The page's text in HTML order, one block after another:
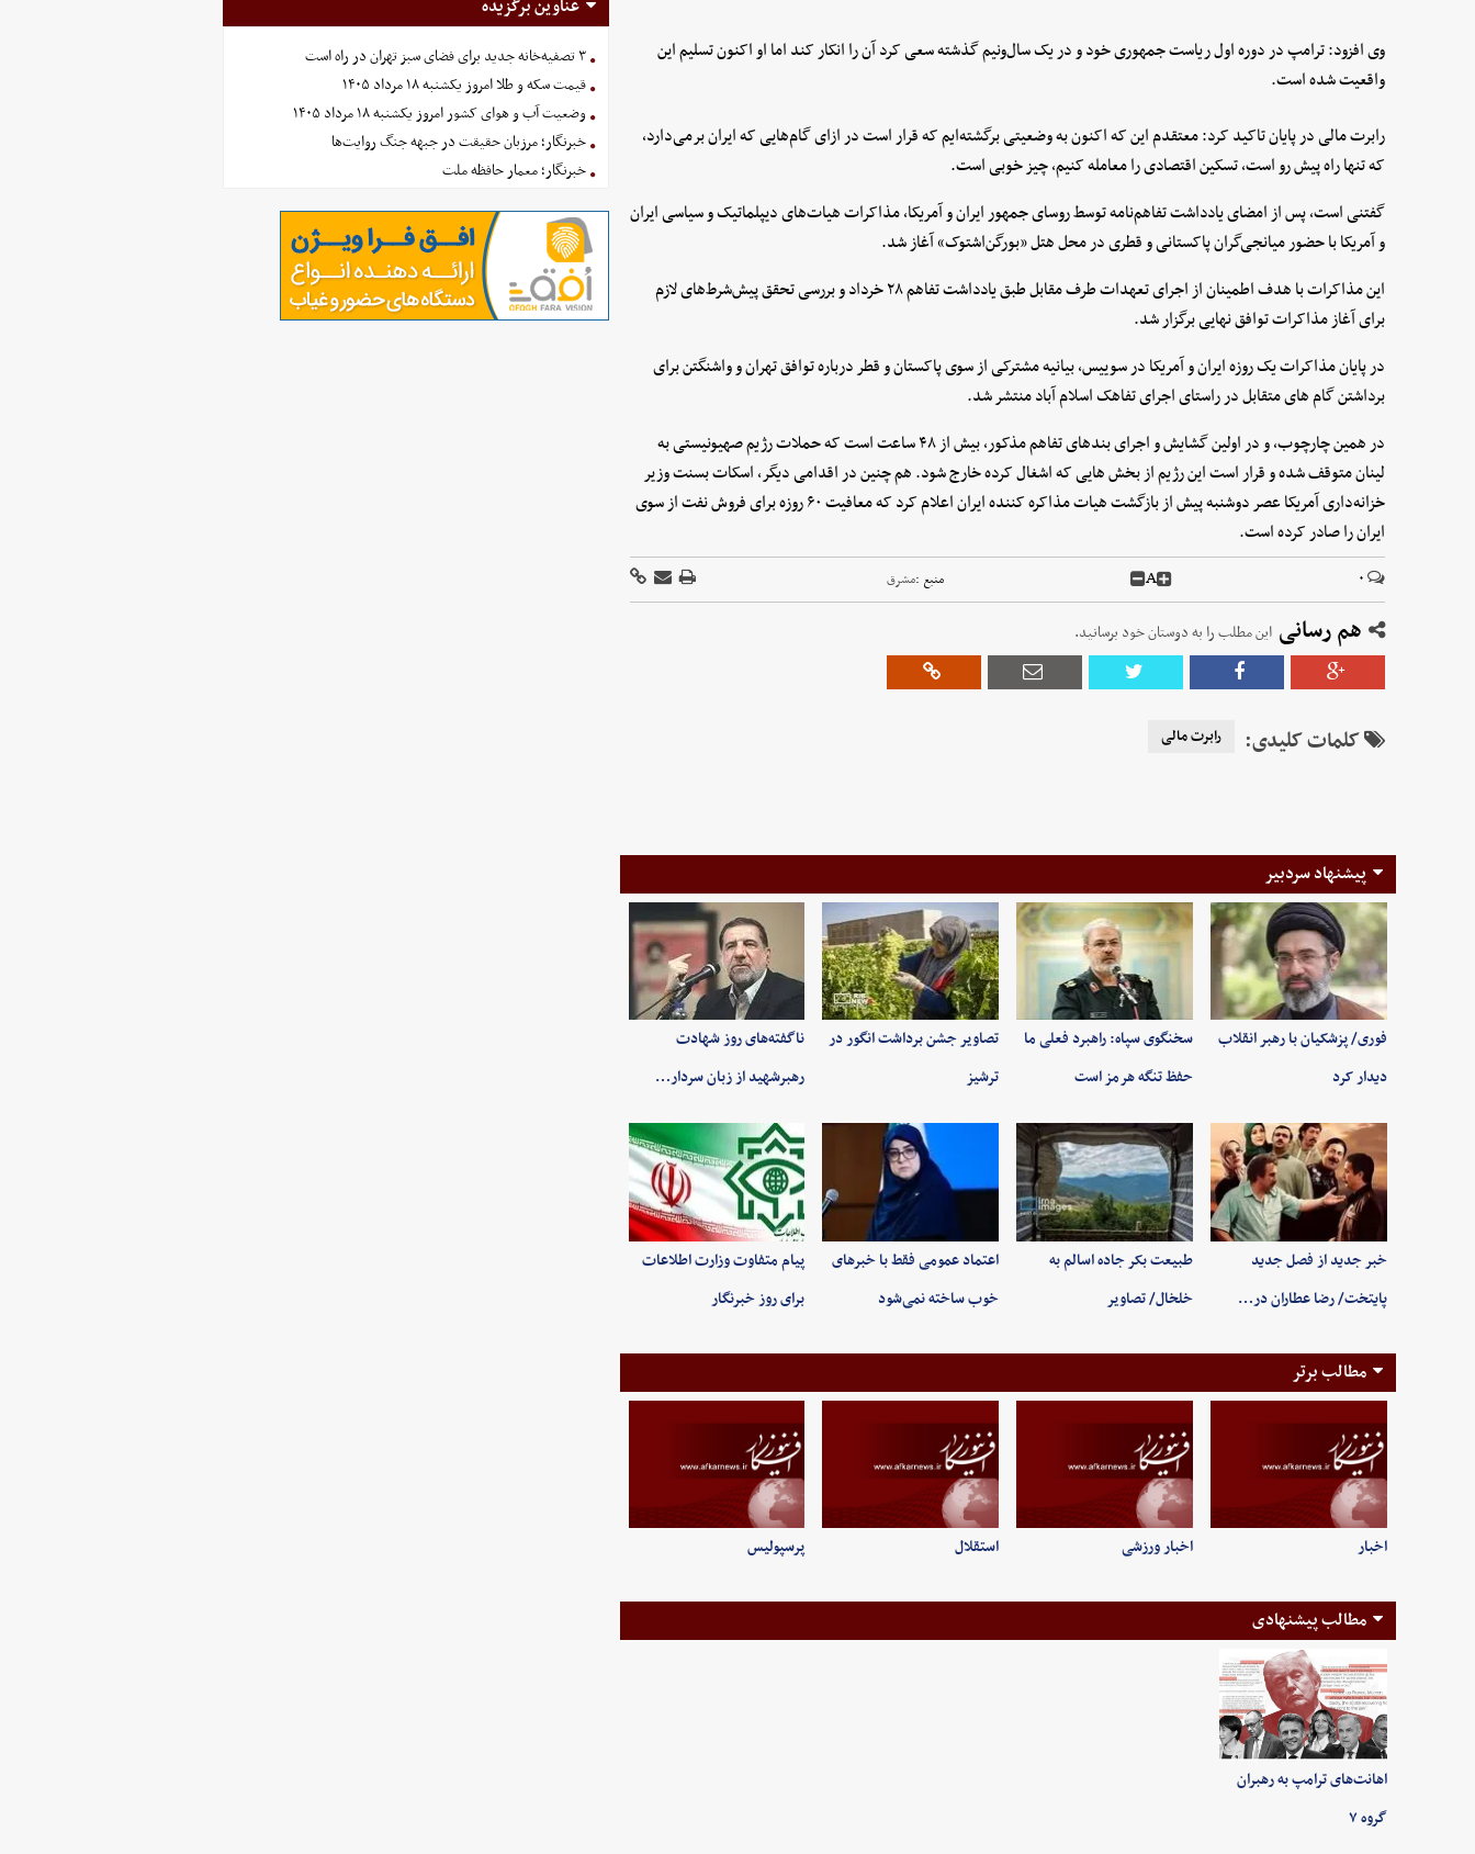
وی افزود: ترامپ در دوره اول ریاست جمهوری خود و در یک سال‌ونیم گذشته سعی کرد آن را انکار کند اما او اکنون تسلیم این
واقعیت شده است.
رابرت مالی در پایان تاکید کرد: معتقدم این که اکنون به وضعیتی برگشته‌ایم که قرار است در ازای گام‌هایی که ایران برمی‌دارد،
که تنها راه پیش رو است، تسکین اقتصادی را معامله کنیم، چیز خوبی است.
گفتنی است، پس از امضای یادداشت تفاهم‌نامه توسط روسای جمهور ایران و آمریکا، مذاکرات هیات‌های دیپلماتیک و سیاسی ایران
و آمریکا با حضور میانجی‌گران پاکستانی و قطری در محل هتل «بورگن‌اشتوک» آغاز شد.
این مذاکرات با هدف اطمینان از اجرای تعهدات طرف مقابل طبق یادداشت تفاهم ۲۸ خرداد و بررسی تحقق پیش‌شرط‌های لازم
برای آغاز مذاکرات توافق نهایی برگزار شد.
در پایان مذاکرات یک روزه ایران و آمریکا در سوییس، بیانیه مشترکی از سوی پاکستان و قطر درباره توافق تهران و واشنگتن برای
برداشتن گام های متقابل در راستای اجرای تفاهک اسلام آباد منتشر شد.
در همین چارچوب، و در اولین گشایش و اجرای بندهای تفاهم مذکور، بیش از ۴۸ ساعت است که حملات رژیم صهیونیستی به
لینان متوقف شده و قرار است این رژیم از بخش هایی که اشغال کرده خارج شود. هم چنین در اقدامی دیگر، اسکات بسنت وزیر
خزانه‌داری آمریکا عصر دوشنبه پیش از بازگشت هیات مذاکره کننده ایران اعلام کرد که معافیت ۶۰ روزه برای فروش نفت از سوی
ایران را صادر کرده است.
۰ A منبع :مشرق
هم رسانی این مطلب را به دوستان خود برسانید.
کلمات کلیدی: رابرت مالی
پیشنهاد سردبیر
فوری/ پزشکیان با رهبر انقلاب
دیدار کرد
سخنگوی سپاه: راهبرد فعلی ما
حفظ تنگه هرمز است
تصاویر جشن برداشت انگور در
ترشیز
ناگفته‌های روز شهادت
رهبرشهید از زبان سردار…
خبر جدید از فصل جدید
پایتخت/ رضا عطاران در…
طبیعت بکر جاده اسالم به
خلخال/ تصاویر
اعتماد عمومی فقط با خبرهای
خوب ساخته نمی‌شود
پیام متفاوت وزارت اطلاعات
برای روز خبرنگار
مطالب برتر
اخبار اخبار ورزشی استقلال پرسپولیس
مطالب پیشنهادی
اهانت‌های ترامپ به رهبران
گروه ۷
عناوین برگزیده
۳ تصفیه‌خانه جدید برای فضای سبز تهران در راه است
قیمت سکه و طلا امروز یکشنبه ۱۸ مرداد ۱۴۰۵
وضعیت آب و هوای کشور امروز یکشنبه ۱۸ مرداد ۱۴۰۵
خبرنگار؛ مرزبان حقیقت در جبهه جنگ روایت‌ها
خبرنگار؛ معمار حافظه ملت